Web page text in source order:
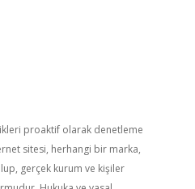
proaktif olarak denetleme
sitesi, herhangi bir marka,
gerçek kurum ve kişiler